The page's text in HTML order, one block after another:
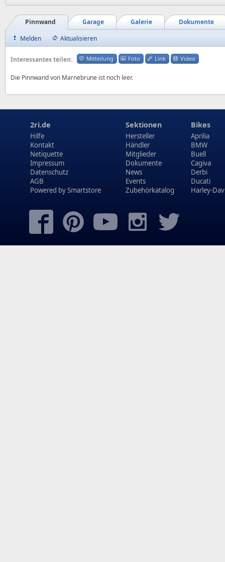
Dokumente
Galerie
Garage
Pinnwand
Melden
Aktualisieren
Interessantes teilen: Mitteilung Foto Link Video
Die Pinnwand von Marnebrune ist noch leer.
2ri.de
Hilfe
Kontakt
Netiquette
Impressum
Datenschutz
AGB
Powered bySmartstore
Sektionen
Hersteller
Händler
Mitglieder
Dokumente
News
Events
Zubehörkatalog
Bikes
Aprilia
BMW
Buell
Cagiva
Derbi
Ducati
Harley-